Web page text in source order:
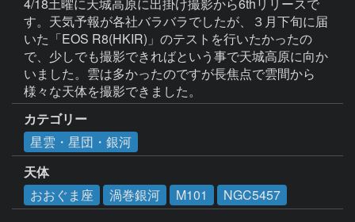
す。天気予報が各社バラバラでしたが、３月下旬に届
いた「EOS R8(HKIR)」のテストを行いたかったの
で、少しでも撮影できればという事で天城高原に向か
いました。雲は多かったのですが長焦点で雲間から
様々な天体を撮影できました。
カテゴリー
星雲・星団・銀河
天体
おおぐま座
渦巻銀河 M101 NGC5457